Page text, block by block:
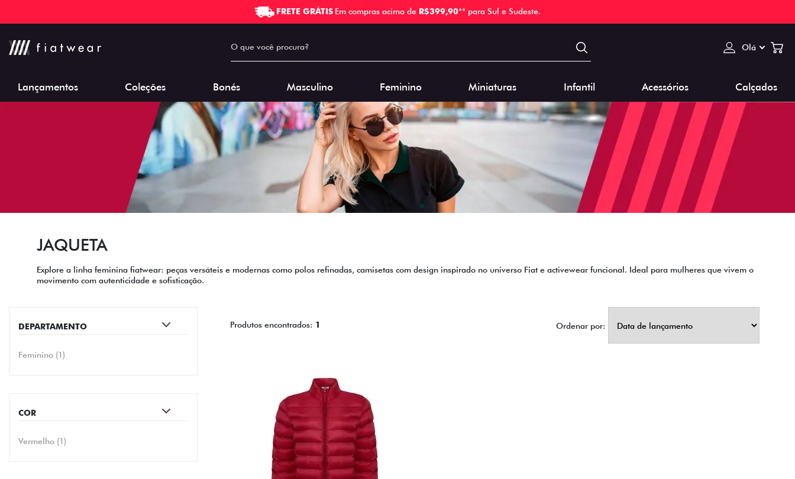
FRETE GRÁTIS Em compras acima de R$399,90** para Sul e Sudeste.
Olá
Lançamentos Coleções Bonés Masculino Feminino Miniaturas Infantil Acessórios Calçados
JAQUETA
Explore a linha feminina fiatwear: peças versáteis e modernas como polos refinadas, camisetas com design inspirado no universo Fiat e activewear funcional. Ideal para mulheres que vivem o
movimento com autenticidade e sofisticação.
DEPARTAMENTO
Feminino (1)
COR
vermelho (1)
Produtos encontrados: 1 Ordenar por: